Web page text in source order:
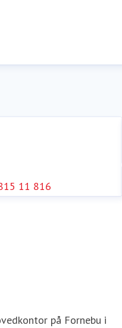
11 816
på Fornebu i